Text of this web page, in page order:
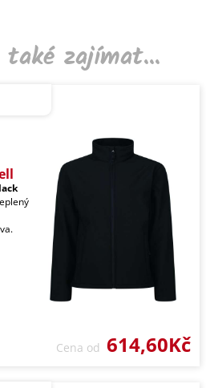
zajímat...
Cena od 614,60Kč